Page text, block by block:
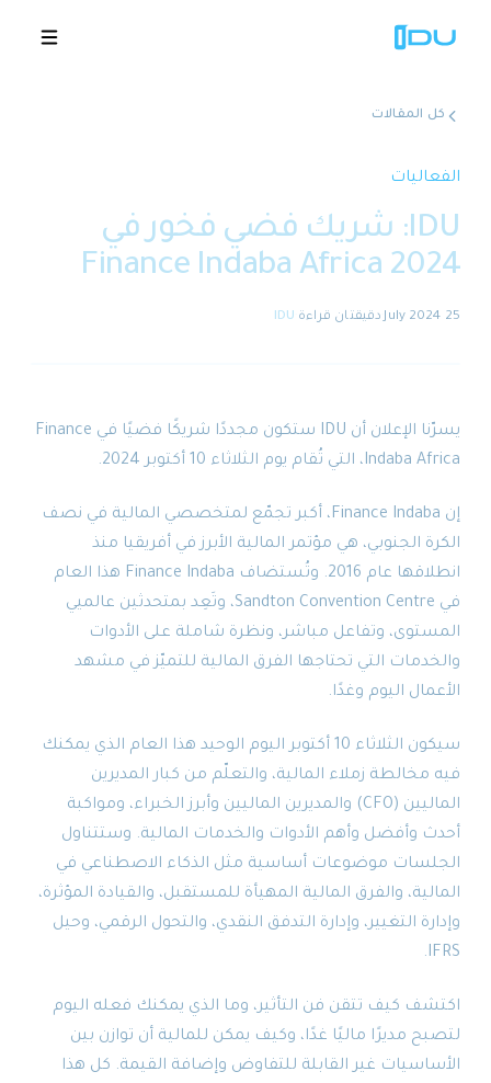
الحلول
المنصة
كل المقالات
الفعاليات
IDU: شريك فضي فخور في
Finance Indaba Africa 2024
25 July 2024 دقيقتان قراءة IDU
يسرّنا الإعلان أن IDU ستكون مجددًا شريكًا فضيًا في Finance
Indaba Africa، التي تُقام يوم الثلاثاء 10 أكتوبر 2024.
إن Finance Indaba، أكبر تجمّع لمتخصصي المالية في نصف
الكرة الجنوبي، هي مؤتمر المالية الأبرز في أفريقيا منذ
انطلاقها عام 2016. وتُستضاف Finance Indaba هذا العام
في Sandton Convention Centre، وتَعِد بمتحدثين عالميي
المستوى، وتفاعل مباشر، ونظرة شاملة على الأدوات
والخدمات التي تحتاجها الفرق المالية للتميّز في مشهد
الأعمال اليوم وغدًا.
سيكون الثلاثاء 10 أكتوبر اليوم الوحيد هذا العام الذي يمكنك
فيه مخالطة زملاء المالية، والتعلّم من كبار المديرين
الماليين (CFO) والمديرين الماليين وأبرز الخبراء، ومواكبة
أحدث وأفضل وأهم الأدوات والخدمات المالية. وستتناول
الجلسات موضوعات أساسية مثل الذكاء الاصطناعي في
المالية، والفرق المالية المهيأة للمستقبل، والقيادة المؤثرة،
وإدارة التغيير، وإدارة التدفق النقدي، والتحول الرقمي، وحيل
IFRS.
اكتشف كيف تتقن فن التأثير، وما الذي يمكنك فعله اليوم
لتصبح مديرًا ماليًا غدًا، وكيف يمكن للمالية أن توازن بين
الأساسيات غير القابلة للتفاوض وإضافة القيمة. كل هذا